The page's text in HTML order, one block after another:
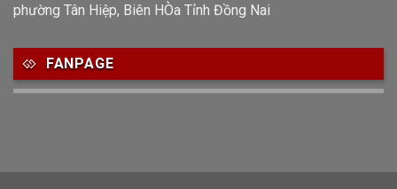
phường Tân Hiệp, Biên HÒa Tỉnh Đồng Nai
FANPAGE